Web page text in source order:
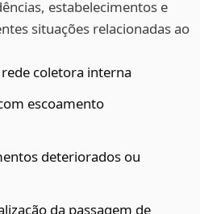
estabelecimentos e
situações relacionadas ao
coletora interna
escoamento
deteriorados ou
da passagem de